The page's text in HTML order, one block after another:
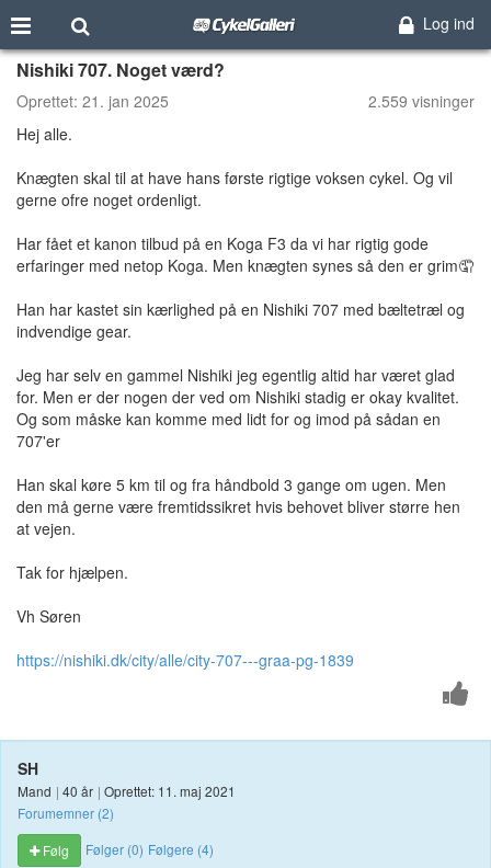
Log ind
Nishiki 707. Noget værd?
Oprettet: 21. jan 2025
2.559 visninger
Hej alle.
Knægten skal til at have hans første rigtige voksen cykel. Og vil
gerne ofre noget ordenligt.
Har fået et kanon tilbud på en Koga F3 da vi har rigtig gode
erfaringer med netop Koga. Men knægten synes så den er grim🤦
Han har kastet sin kærlighed på en Nishiki 707 med bæltetræl og
indvendige gear.
Jeg har selv en gammel Nishiki jeg egentlig altid har været glad
for. Men er der nogen der ved om Nishiki stadig er okay kvalitet.
Og som måske kan komme med lidt for og imod på sådan en
707'er
Han skal køre 5 km til og fra håndbold 3 gange om ugen. Men
den må gerne være fremtidssikret hvis behovet bliver større hen
at vejen.
Tak for hjælpen.
Vh Søren
https://nishiki.dk/city/alle/city-707---graa-pg-1839
SH
Mand | 40 år | Oprettet: 11. maj 2021
Forumemner (2)
Følg
Følger (0) Følgere (4)